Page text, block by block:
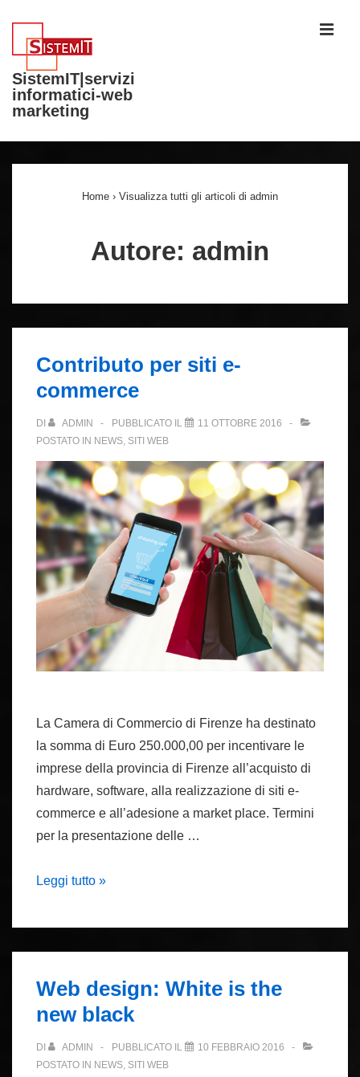
contenuto
principale
SistemIT|servizi
informatici-web
marketing
Home › Visualizza tutti gli articoli di admin
Autore: admin
Contributo per siti e-
commerce
DI ADMIN PUBBLICATO IL
11 OTTOBRE 2016
POSTATO IN NEWS, SITI WEB
La Camera di Commercio di Firenze ha destinato
la somma di Euro 250.000,00 per incentivare le
imprese della provincia di Firenze all’acquisto di
hardware, software, alla realizzazione di siti e-
commerce e all’adesione a market place. Termini
per la presentazione delle …
Contributo
siti
Leggi tutto »
Web design: White is the
new black
DI ADMIN PUBBLICATO IL
10 FEBBRAIO 2016
POSTATO IN NEWS SITI WEB